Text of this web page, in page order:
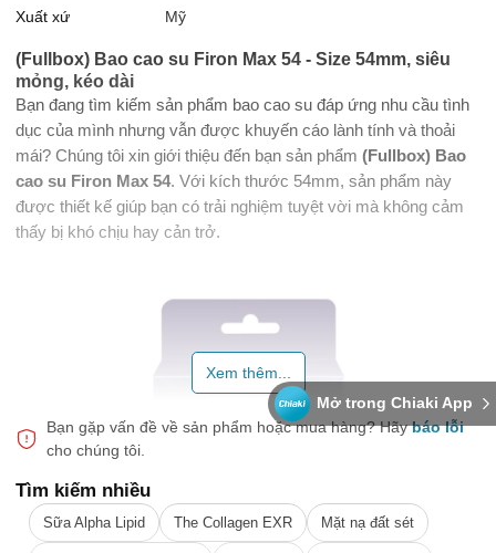
Mở trong Chiaki App
Xuất xứ Mỹ
(Fullbox) Bao cao su Firon Max 54 - Size 54mm, siêu
mỏng, kéo dài
Bạn đang tìm kiếm sản phẩm bao cao su đáp ứng nhu cầu tình
dục của mình nhưng vẫn được khuyến cáo lành tính và thoải
mái? Chúng tôi xin giới thiệu đến bạn sản phẩm (Fullbox) Bao
cao su Firon Max 54. Với kích thước 54mm, sản phẩm này
được thiết kế giúp bạn có trải nghiệm tuyệt vời mà không cảm
thấy bị khó chịu hay cản trở.
Xem thêm...
Bạn gặp vấn đề về sản phẩm hoặc mua hàng? Hãybáo lỗi
cho chúng tôi.
Tìm kiếm nhiều
Sữa Alpha Lipid The Collagen EXR Mặt nạ đất sét